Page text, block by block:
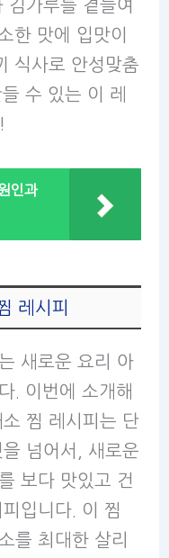
김가루를 곁들여
한 맛에 입맛이
식사로 안성맞춤
수 있는 이 레
인과
레시피
새로운 요리 아
. 이번에 소개해
찜 레시피는 단
넘어서, 새로운
보다 맛있고 건
입니다. 이 찜
를 최대한 살리